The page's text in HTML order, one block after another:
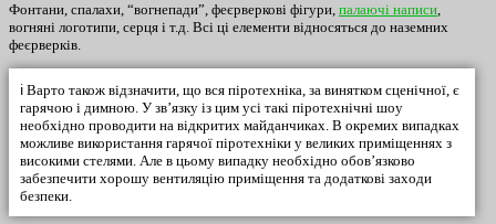
Фонтани, спалахи, “вогнепади”, феєрверкові фігури, палаючі написи,
вогняні логотипи, серця і т.д. Всі ці елементи відносяться до наземних
феєрверків.
ℹ️ Варто також відзначити, що вся піротехніка, за винятком сценічної, є
гарячою і димною. У зв’язку із цим усі такі піротехнічні шоу
необхідно проводити на відкритих майданчиках. В окремих випадках
можливе використання гарячої піротехніки у великих приміщеннях з
високими стелями. Але в цьому випадку необхідно обов’язково
забезпечити хорошу вентиляцію приміщення та додаткові заходи
безпеки.